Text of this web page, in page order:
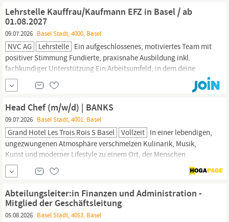
Lehrstelle Kauffrau/Kaufmann EFZ in Basel / ab
01.08.2027
09.07.2026 Basel Stadt, 4000, Basel
NVC AG Lehrstelle Ein aufgeschlossenes, motiviertes Team mit
positiver Stimmung Fundierte, praxisnahe Ausbildung inkl.
fachkundiger Unterstützung Ein Arbeitsumfeld, in dem deine
Entwicklung wirklich zählt Moderne Software & digitale Tools für
den ArbeitsalltagChance auf eine Festanstellung nach
abgeschlossener Lehre Über uns Die NVC AG ist eine etablierte
Finanzboutiquemit Standorten in
Head Chef (m/w/d) | BANKS
09.07.2026 Basel Stadt, 4001, Basel
Grand Hotel Les Trois Rois S Basel Vollzeit In einer lebendigen,
ungezwungenen Atmosphäre verschmelzen Kulinarik, Musik,
Kunst und moderner Lifestyle zu einem Ort, der Menschen
zusammenbringt und Banks zu einem kosmopolitischen
Treffpunkt in
Basel
macht. Werden Sie Teil eines Teams, das
suchen wir nach Vereinbarung eine/n Head Chef ...
Abteilungsleiter:in Finanzen und Administration -
Mitglied der Geschäftsleitung
05.08.2026 Basel Stadt, 4053, Basel